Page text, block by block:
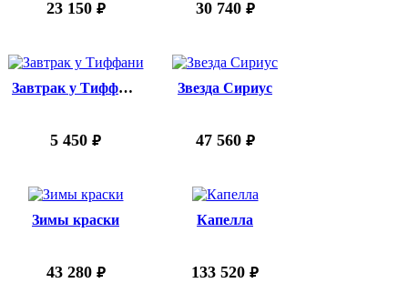
23 150 руб. 30 740 руб.
Завтрак у Тиффани
5 450 руб.
Звезда Сириус
47 560 руб.
Зимы краски
43 280 руб.
Капелла
133 520 руб.